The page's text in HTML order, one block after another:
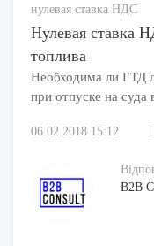
нулевая ставка НДС
Нулевая ставка
топлива
Необходима ли ГТД
при отпуске на суда
06.02.2018 15:12
B2B